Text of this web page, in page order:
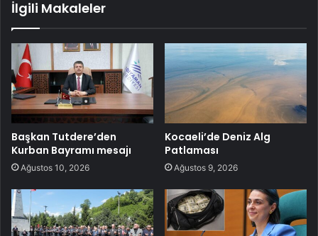
İlgili Makaleler
Başkan Tutdere’den
Kurban Bayramı mesajı
Ağustos 10, 2026
Kocaeli’de Deniz Alg
Patlaması
Ağustos 9, 2026